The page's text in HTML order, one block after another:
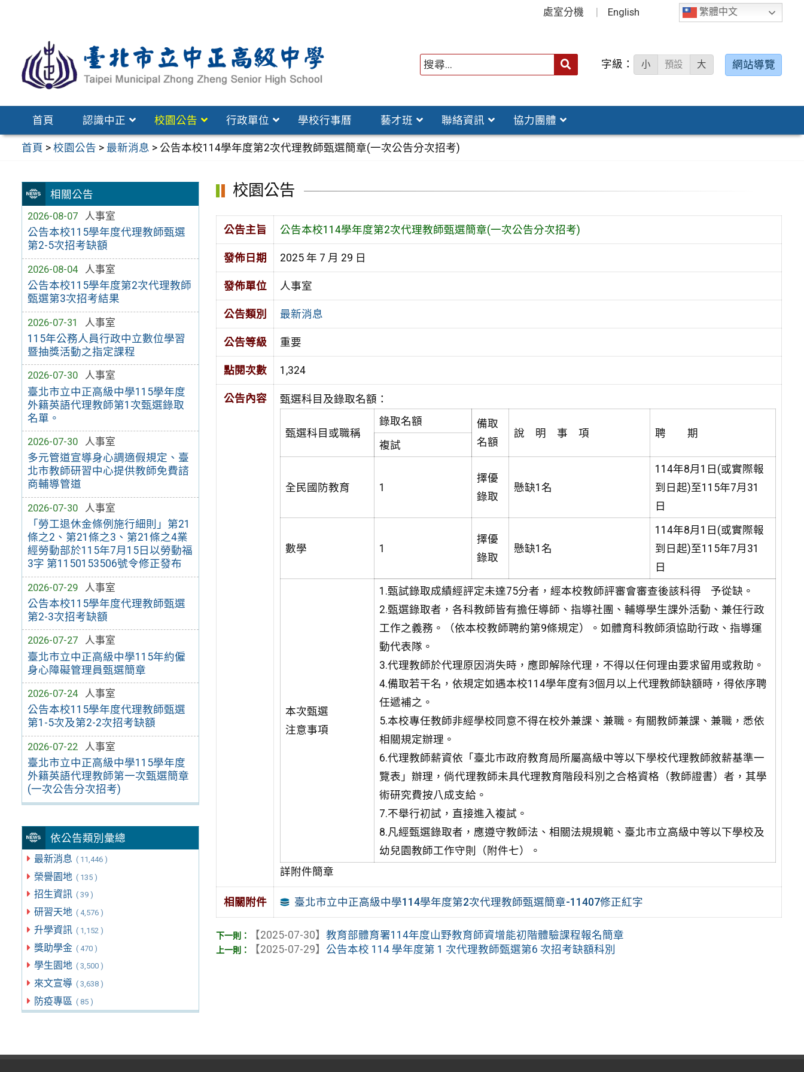
區
繁體中文
處室分機 English
字級： 小 預設 大 網站導覽
首頁 認識中正 校園公告 行政單位 學校行事曆 藝才班 聯絡資訊 協力團體
首頁 >校園公告 > 最新消息 >公告本校114學年度第2次代理教師甄選簡章(一次公告分次招考)
相關公告
2026-08-07
人事室
公告本校115學年度代理教師甄選
第2-5次招考缺額
2026-08-04
人事室
公告本校115學年度第2次代理教師
甄選第3次招考結果
2026-07-31
人事室
115年公務人員行政中立數位學習
暨抽獎活動之指定課程
2026-07-30
人事室
臺北市立中正高級中學115學年度
外籍英語代理教師第1次甄選錄取
名單。
2026-07-30
人事室
多元管道宣導身心調適假規定、臺
北市教師研習中心提供教師免費諮
商輔導管道
2026-07-30
人事室
「勞工退休金條例施行細則」第21
條之2、第21條之3、第21條之4業
經勞動部於115年7月15日以勞動福
3字 第1150153506號令修正發布
2026-07-29
人事室
公告本校115學年度代理教師甄選
第2-3次招考缺額
2026-07-27
人事室
臺北市立中正高級中學115年約僱
身心障礙管理員甄選簡章
2026-07-24
人事室
公告本校115學年度代理教師甄選
第1-5次及第2-2次招考缺額
2026-07-22
人事室
臺北市立中正高級中學115學年度
外籍英語代理教師第一次甄選簡章
(一次公告分次招考)
依公告類別彙總
最新消息 ( 11,446 )
榮譽園地 ( 135 )
招生資訊 ( 39 )
研習天地 ( 4,576 )
升學資訊 ( 1,152 )
獎助學金 ( 470 )
學生園地 ( 3,500 )
來文宣導 ( 3,638 )
防疫專區 ( 85 )
校園公告
公告主旨 公告本校114學年度第2次代理教師甄選簡章(一次公告分次招考)
發佈日期 2025 年 7 月 29 日
發佈單位 人事室
公告類別 最新消息
公告等級 重要
點閱次數 1,324
公告內容 甄選科目及錄取名額：
甄選科目或職稱
錄取名額
備取
名額
說 明 事 項
聘 期
複試
全民國防教育 1
擇優
錄取
懸缺1名
114年8月1日(或實際報
到日起)至115年7月31
日
數學 1
擇優
錄取
懸缺1名
114年8月1日(或實際報
到日起)至115年7月31
日
本次甄選
注意事項
1.甄試錄取成績經評定未達75分者，經本校教師評審會審查後該科得 予從缺。
2.甄選錄取者，各科教師皆有擔任導師、指導社團、輔導學生課外活動、兼任行政
工作之義務。（依本校教師聘約第9條規定）。如體育科教師須協助行政、指導運
動代表隊。
3.代理教師於代理原因消失時，應即解除代理，不得以任何理由要求留用或救助。
4.備取若干名，依規定如遇本校114學年度有3個月以上代理教師缺額時，得依序聘
任遞補之。
5.本校專任教師非經學校同意不得在校外兼課、兼職。有關教師兼課、兼職，悉依
相關規定辦理。
6.代理教師薪資依「臺北市政府教育局所屬高級中等以下學校代理教師敘薪基準一
覽表」辦理，倘代理教師未具代理教育階段科別之合格資格（教師證書）者，其學
術研究費按八成支給。
7.不舉行初試，直接進入複試。
8.凡經甄選錄取者，應遵守教師法、相關法規規範、臺北市立高級中等以下學校及
幼兒園教師工作守則（附件七）。
詳附件簡章
相關附件 臺北市立中正高級中學114學年度第2次代理教師甄選簡章-11407修正紅字
【2025-07-30】教育部體育署114年度山野教育師資增能初階體驗課程報名簡章
【2025-07-29】公告本校 114 學年度第 1 次代理教師甄選第6 次招考缺額科別